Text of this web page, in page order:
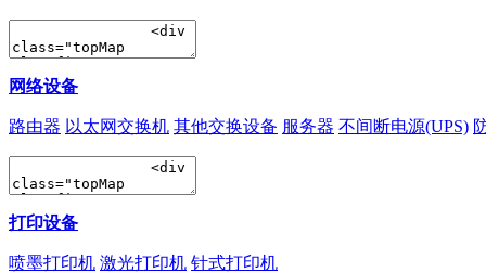
网络设备
路由器 以太网交换机 其他交换设备 服务器 不间断电源(UPS)
打印设备
喷墨打印机 激光打印机 针式打印机